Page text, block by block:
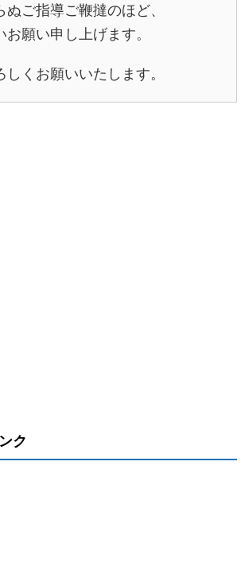
ぬご指導ご鞭撻のほど、
願い申し上げます。
くお願いいたします。
ク